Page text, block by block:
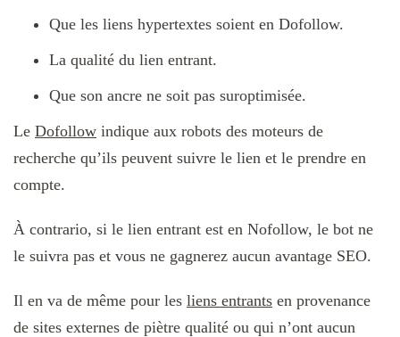
Que les liens hypertextes soient en Dofollow.
La qualité du lien entrant.
Que son ancre ne soit pas suroptimisée.
Le Dofollow indique aux robots des moteurs de
recherche qu’ils peuvent suivre le lien et le prendre en
compte.
À contrario, si le lien entrant est en Nofollow, le bot ne
le suivra pas et vous ne gagnerez aucun avantage SEO.
Il en va de même pour les liens entrants en provenance
de sites externes de piètre qualité ou qui n’ont aucun